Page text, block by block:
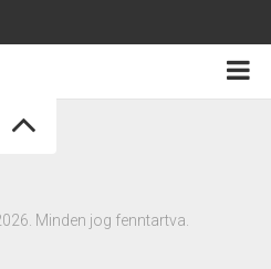
Minden jog fenntartva.